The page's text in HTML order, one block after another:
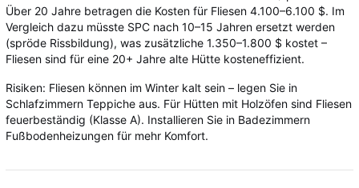
Über 20 Jahre betragen die Kosten für Fliesen 4.100–6.100 $. Im
Vergleich dazu müsste SPC nach 10–15 Jahren ersetzt werden
(spröde Rissbildung), was zusätzliche 1.350–1.800 $ kostet –
Fliesen sind für eine 20+ Jahre alte Hütte kosteneffizient.
Risiken: Fliesen können im Winter kalt sein – legen Sie in
Schlafzimmern Teppiche aus. Für Hütten mit Holzöfen sind Fliesen
feuerbeständig (Klasse A). Installieren Sie in Badezimmern
Fußbodenheizungen für mehr Komfort.